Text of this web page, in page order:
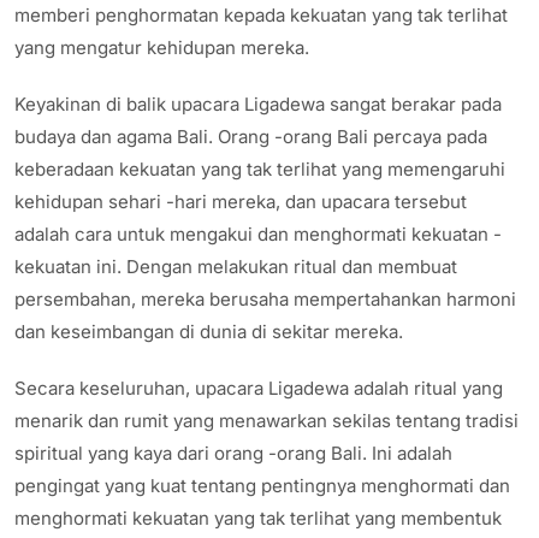
memberi penghormatan kepada kekuatan yang tak terlihat
yang mengatur kehidupan mereka.
Keyakinan di balik upacara Ligadewa sangat berakar pada
budaya dan agama Bali. Orang -orang Bali percaya pada
keberadaan kekuatan yang tak terlihat yang memengaruhi
kehidupan sehari -hari mereka, dan upacara tersebut
adalah cara untuk mengakui dan menghormati kekuatan -
kekuatan ini. Dengan melakukan ritual dan membuat
persembahan, mereka berusaha mempertahankan harmoni
dan keseimbangan di dunia di sekitar mereka.
Secara keseluruhan, upacara Ligadewa adalah ritual yang
menarik dan rumit yang menawarkan sekilas tentang tradisi
spiritual yang kaya dari orang -orang Bali. Ini adalah
pengingat yang kuat tentang pentingnya menghormati dan
menghormati kekuatan yang tak terlihat yang membentuk